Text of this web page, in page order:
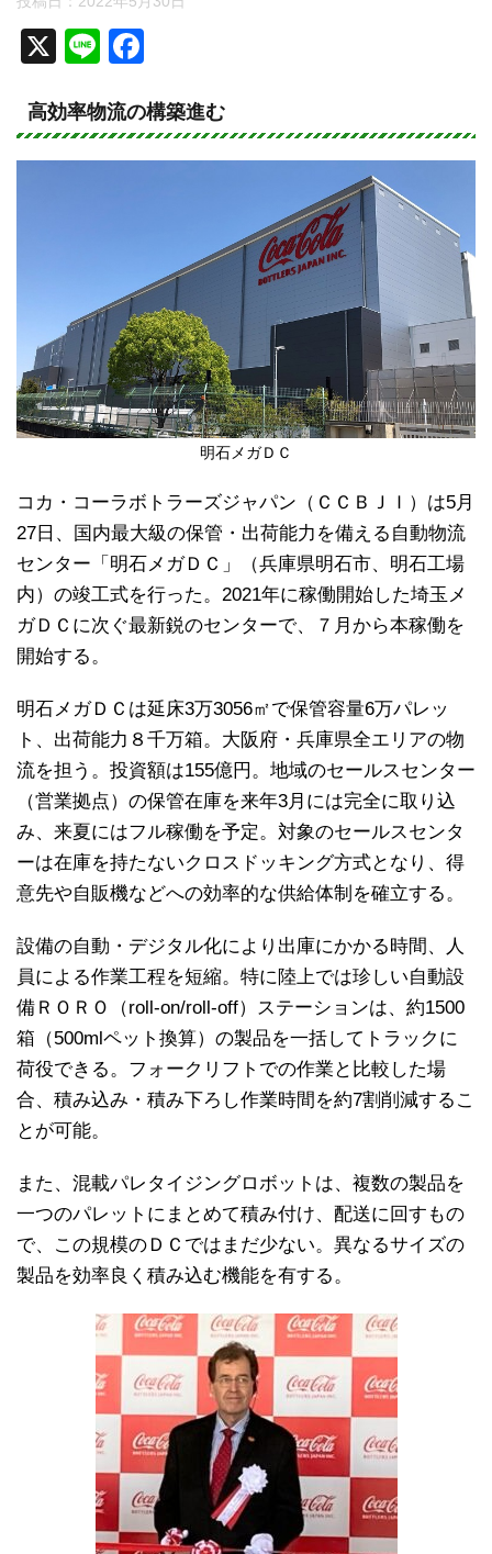
X
Li
e
c
e
k
高効率物流の構築進む
明石メガＤＣ
コカ・コーラボトラーズジャパン（ＣＣＢＪＩ）は5月
27日、国内最大級の保管・出荷能力を備える自動物流
センター「明石メガＤＣ」（兵庫県明石市、明石工場
内）の竣工式を行った。2021年に稼働開始した埼玉メ
ガＤＣに次ぐ最新鋭のセンターで、７月から本稼働を
開始する。
明石メガＤＣは延床3万3056㎡で保管容量6万パレッ
ト、出荷能力８千万箱。大阪府・兵庫県全エリアの物
流を担う。投資額は155億円。地域のセールスセンター
（営業拠点）の保管在庫を来年3月には完全に取り込
み、来夏にはフル稼働を予定。対象のセールスセンタ
ーは在庫を持たないクロスドッキング方式となり、得
意先や自販機などへの効率的な供給体制を確立する。
設備の自動・デジタル化により出庫にかかる時間、人
員による作業工程を短縮。特に陸上では珍しい自動設
備ＲＯＲＯ（roll-on/roll-off）ステーションは、約1500
箱（500mlペット換算）の製品を一括してトラックに
荷役できる。フォークリフトでの作業と比較した場
合、積み込み・積み下ろし作業時間を約7割削減するこ
とが可能。
また、混載パレタイジングロボットは、複数の製品を
一つのパレットにまとめて積み付け、配送に回すもの
で、この規模のＤＣではまだ少ない。異なるサイズの
製品を効率良く積み込む機能を有する。